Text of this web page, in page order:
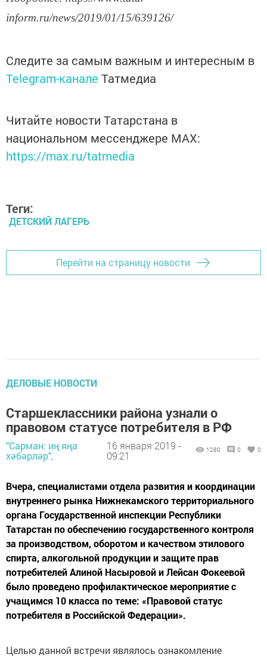
inform.ru/news/2019/01/15/639126/
Следите за самым важным и интересным в
Telegram-канале Татмедиа
Читайте новости Татарстана в
национальном мессенджере MАХ:
https://max.ru/tatmedia
Теги:
ДЕТСКИЙ ЛАГЕРЬ
Перейти на страницу новости
ДЕЛОВЫЕ НОВОСТИ
Старшеклассники района узнали о
правовом статусе потребителя в РФ
"Сарман: иң яңа
хәбәрләр",
16 января 2019 -
09:21
1280 0 0
Вчера, специалистами отдела развития и координации
внутреннего рынка Нижнекамского территориального
органа Государственной инспекции Республики
Татарстан по обеспечению государственного контроля
за производством, оборотом и качеством этилового
спирта, алкогольной продукции и защите прав
потребителей Алиной Насыровой и Лейсан Фокеевой
было проведено профилактическое мероприятие с
учащимся 10 класса по теме: «Правовой статус
потребителя в Российской Федерации».
Целью данной встречи являлось ознакомление